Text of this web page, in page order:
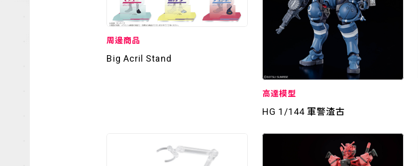
周邊商品
Big Acril Stand
高達模型
HG 1/144 軍警渣古